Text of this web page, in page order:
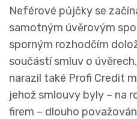
Neférové půjčky se
samotným úvěrovým
sporným rozhodčím
součástí smluv o
narazil také Profi Credit
jehož smlouvy byly – na
firem – dlouho